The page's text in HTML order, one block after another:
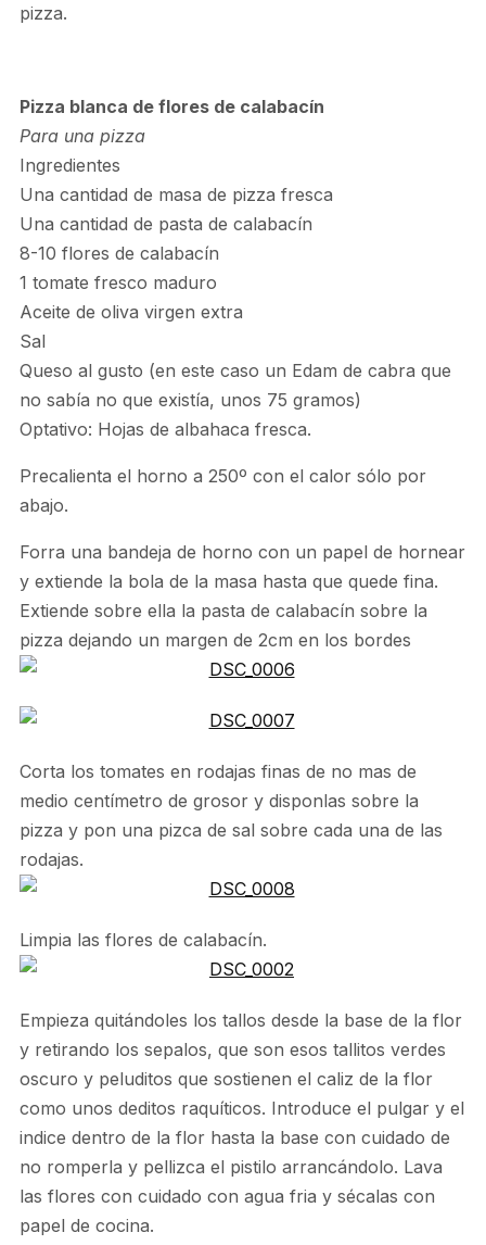
pizza.
Pizza blanca de flores de calabacín
Para una pizza
Ingredientes
Una cantidad de masa de pizza fresca
Una cantidad de pasta de calabacín
8-10 flores de calabacín
1 tomate fresco maduro
Aceite de oliva virgen extra
Sal
Queso al gusto (en este caso un Edam de cabra que
no sabía no que existía, unos 75 gramos)
Optativo: Hojas de albahaca fresca.
Precalienta el horno a 250º con el calor sólo por
abajo.
Forra una bandeja de horno con un papel de hornear
y extiende la bola de la masa hasta que quede fina.
Extiende sobre ella la pasta de calabacín sobre la
pizza dejando un margen de 2cm en los bordes
Corta los tomates en rodajas finas de no mas de
medio centímetro de grosor y disponlas sobre la
pizza y pon una pizca de sal sobre cada una de las
rodajas.
Limpia las flores de calabacín.
Empieza quitándoles los tallos desde la base de la flor
y retirando los sepalos, que son esos tallitos verdes
oscuro y peluditos que sostienen el caliz de la flor
como unos deditos raquíticos. Introduce el pulgar y el
indice dentro de la flor hasta la base con cuidado de
no romperla y pellizca el pistilo arrancándolo. Lava
las flores con cuidado con agua fria y sécalas con
papel de cocina.